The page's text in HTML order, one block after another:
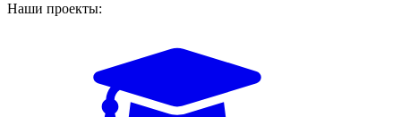
Наши проекты: